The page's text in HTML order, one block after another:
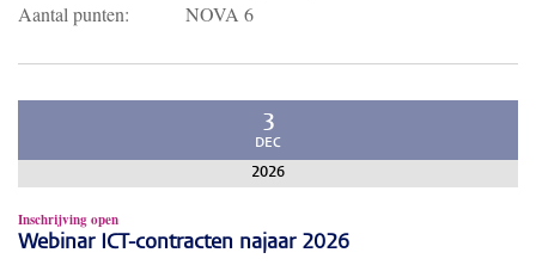
Aantal punten:
NOVA 6
3
DEC
2026
Inschrijving open
Webinar ICT-contracten najaar 2026